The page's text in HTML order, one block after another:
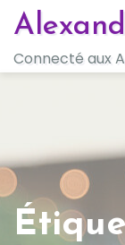
Skip
content
Connecté aux